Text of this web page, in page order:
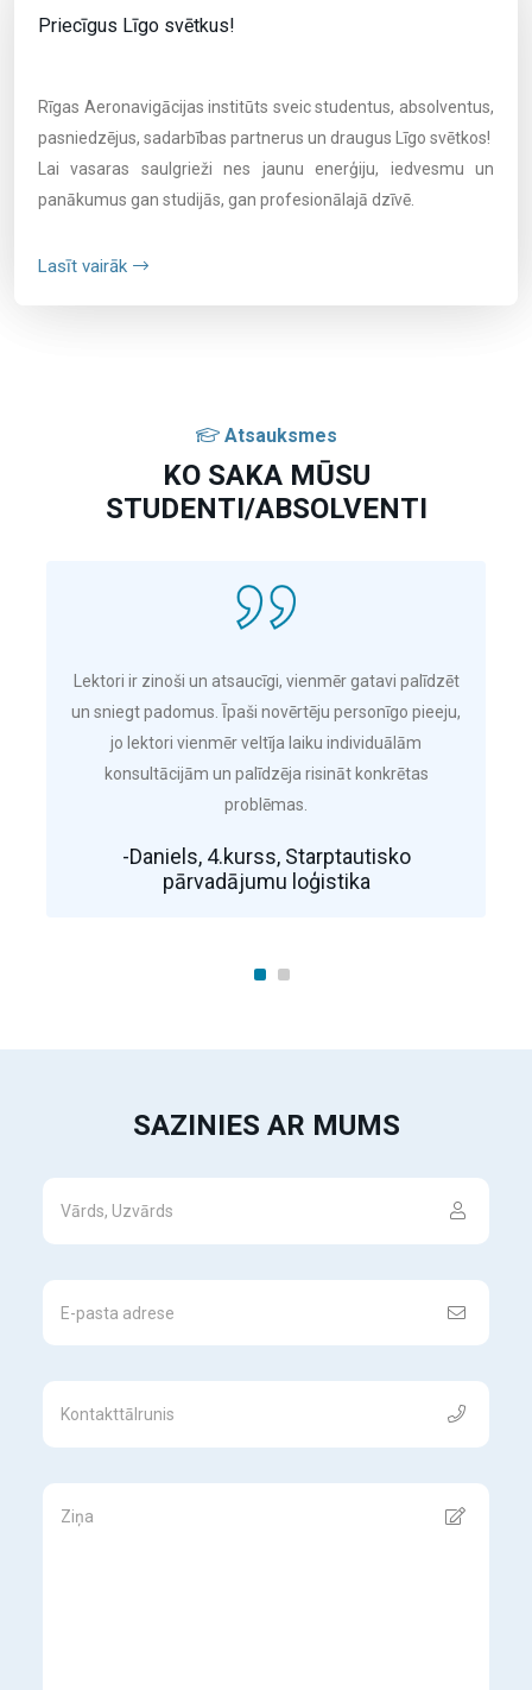
Priecīgus Līgo svētkus!
Rīgas Aeronavigācijas institūts sveic studentus, absolventus,
pasniedzējus, sadarbības partnerus un draugus Līgo svētkos!
Lai vasaras saulgrieži nes jaunu enerģiju, iedvesmu un
panākumus gan studijās, gan profesionālajā dzīvē.
Lasīt vairāk
Atsauksmes
KO SAKA MŪSU
STUDENTI/ABSOLVENTI
Lektori ir zinoši un atsaucīgi, vienmēr gatavi palīdzēt
un sniegt padomus. Īpaši novērtēju personīgo pieeju,
jo lektori vienmēr veltīja laiku individuālām
konsultācijām un palīdzēja risināt konkrētas
problēmas.
-Daniels, 4.kurss, Starptautisko
pārvadājumu loģistika
SAZINIES AR MUMS